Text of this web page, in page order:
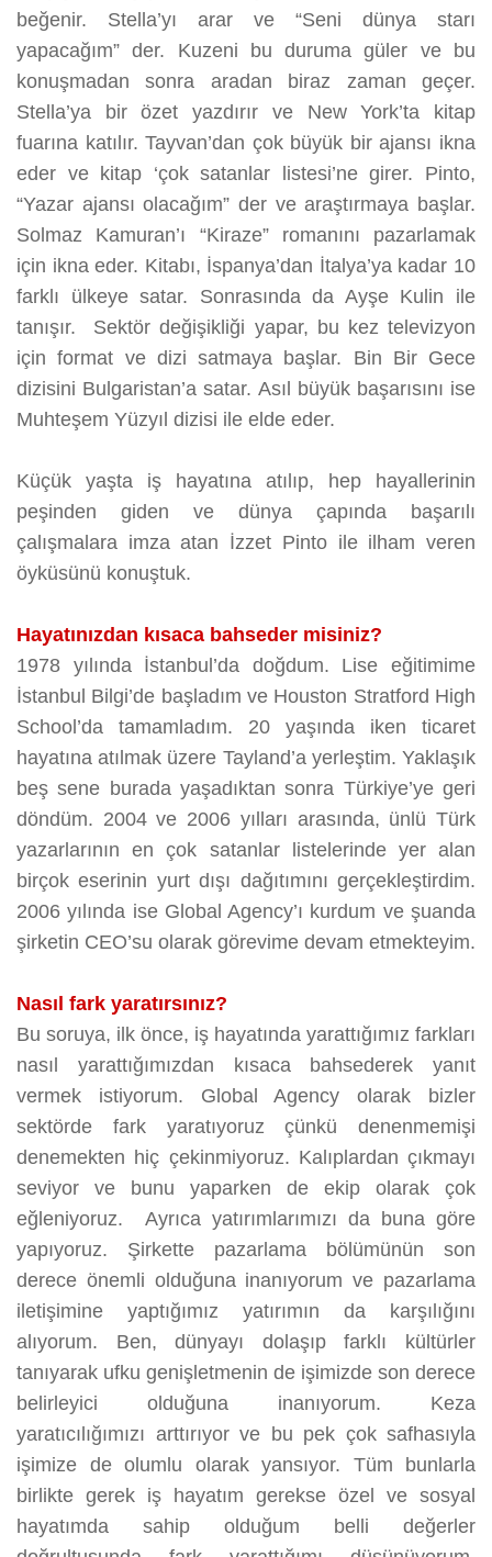
beğenir. Stella’yı arar ve “Seni dünya starı
yapacağım” der. Kuzeni bu duruma güler ve bu
konuşmadan sonra aradan biraz zaman geçer.
Stella’ya bir özet yazdırır ve New York’ta kitap
fuarına katılır. Tayvan’dan çok büyük bir ajansı ikna
eder ve kitap ‘çok satanlar listesi’ne girer. Pinto,
“Yazar ajansı olacağım” der ve araştırmaya başlar.
Solmaz Kamuran’ı “Kiraze” romanını pazarlamak
için ikna eder. Kitabı, İspanya’dan İtalya’ya kadar 10
farklı ülkeye satar. Sonrasında da Ayşe Kulin ile
tanışır. Sektör değişikliği yapar, bu kez televizyon
için format ve dizi satmaya başlar. Bin Bir Gece
dizisini Bulgaristan’a satar. Asıl büyük başarısını ise
Muhteşem Yüzyıl dizisi ile elde eder.
Küçük yaşta iş hayatına atılıp, hep hayallerinin
peşinden giden ve dünya çapında başarılı
çalışmalara imza atan İzzet Pinto ile ilham veren
öyküsünü konuştuk.
Hayatınızdan kısaca bahseder misiniz?
1978 yılında İstanbul’da doğdum. Lise eğitimime
İstanbul Bilgi’de başladım ve Houston Stratford High
School’da tamamladım. 20 yaşında iken ticaret
hayatına atılmak üzere Tayland’a yerleştim. Yaklaşık
beş sene burada yaşadıktan sonra Türkiye’ye geri
döndüm. 2004 ve 2006 yılları arasında, ünlü Türk
yazarlarının en çok satanlar listelerinde yer alan
birçok eserinin yurt dışı dağıtımını gerçekleştirdim.
2006 yılında ise Global Agency’ı kurdum ve şuanda
şirketin CEO’su olarak görevime devam etmekteyim.
Nasıl fark yaratırsınız?
Bu soruya, ilk önce, iş hayatında yarattığımız farkları
nasıl yarattığımızdan kısaca bahsederek yanıt
vermek istiyorum. Global Agency olarak bizler
sektörde fark yaratıyoruz çünkü denenmemişi
denemekten hiç çekinmiyoruz. Kalıplardan çıkmayı
seviyor ve bunu yaparken de ekip olarak çok
eğleniyoruz. Ayrıca yatırımlarımızı da buna göre
yapıyoruz. Şirkette pazarlama bölümünün son
derece önemli olduğuna inanıyorum ve pazarlama
iletişimine yaptığımız yatırımın da karşılığını
alıyorum. Ben, dünyayı dolaşıp farklı kültürler
tanıyarak ufku genişletmenin de işimizde son derece
belirleyici olduğuna inanıyorum. Keza
yaratıcılığımızı arttırıyor ve bu pek çok safhasıyla
işimize de olumlu olarak yansıyor. Tüm bunlarla
birlikte gerek iş hayatım gerekse özel ve sosyal
hayatımda sahip olduğum belli değerler